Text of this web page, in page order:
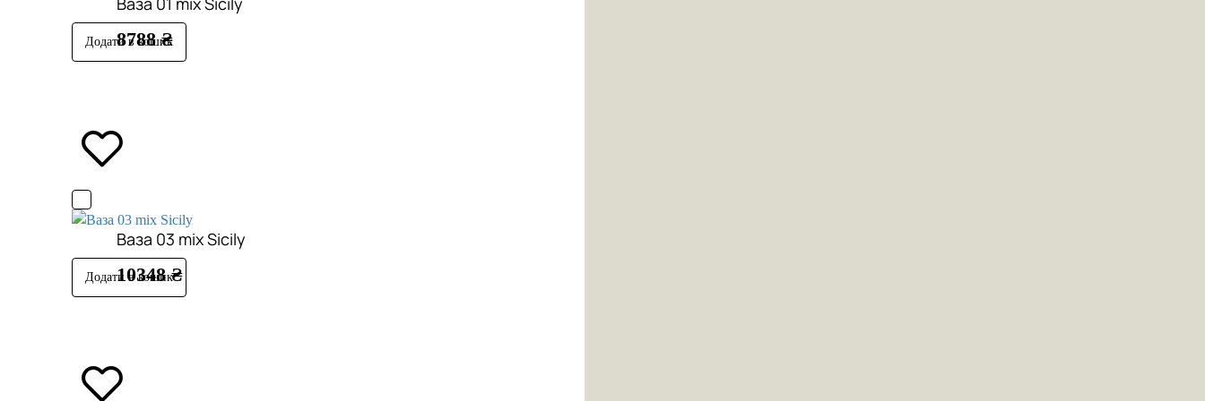
8788 ₴
Додати в кошик
Ваза 03 mix Sicily
10348 ₴
Додати в кошик